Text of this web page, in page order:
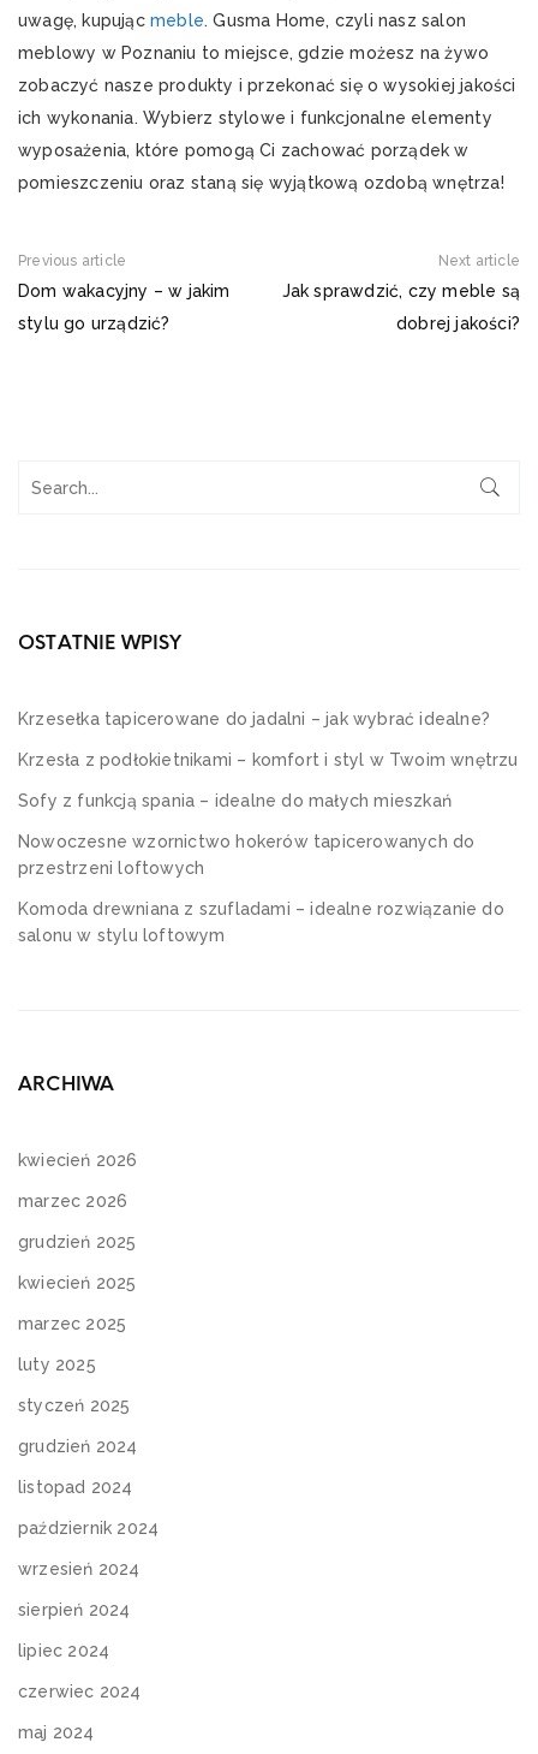
uwagę, kupując meble. Gusma Home, czyli nasz salon
meblowy w Poznaniu to miejsce, gdzie możesz na żywo
zobaczyć nasze produkty i przekonać się o wysokiej jakości
ich wykonania. Wybierz stylowe i funkcjonalne elementy
wyposażenia, które pomogą Ci zachować porządek w
pomieszczeniu oraz staną się wyjątkową ozdobą wnętrza!
Previous article
Dom wakacyjny – w jakim
stylu go urządzić?
Next article
Jak sprawdzić, czy meble są
dobrej jakości?
OSTATNIE WPISY
Krzesełka tapicerowane do jadalni – jak wybrać idealne?
Krzesła z podłokietnikami – komfort i styl w Twoim wnętrzu
Sofy z funkcją spania – idealne do małych mieszkań
Nowoczesne wzornictwo hokerów tapicerowanych do
przestrzeni loftowych
Komoda drewniana z szufladami – idealne rozwiązanie do
salonu w stylu loftowym
ARCHIWA
kwiecień 2026
marzec 2026
grudzień 2025
kwiecień 2025
marzec 2025
luty 2025
styczeń 2025
grudzień 2024
listopad 2024
październik 2024
wrzesień 2024
sierpień 2024
lipiec 2024
czerwiec 2024
maj 2024